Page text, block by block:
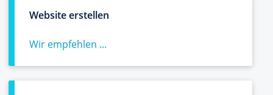
Website erstellen
Wir empfehlen ...